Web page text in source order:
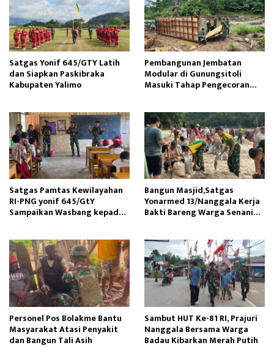
Satgas Yonif 645/GTY Latih
dan Siapkan Paskibraka
Kabupaten Yalimo
Pembangunan Jembatan
Modular di Gunungsitoli
Masuki Tahap Pengecoran
Satgas Pamtas Kewilayahan
RI-PNG yonif 645/GtY
Sampaikan Wasbang kepada
Bangun Masjid,Satgas
Yonarmed 13/Nanggala Kerja
Bakti Bareng Warga Senaning
Personel Pos Bolakme Bantu
Masyarakat Atasi Penyakit
dan Bangun Tali Asih
Sambut HUT Ke-81 RI, Prajuri
Nanggala Bersama Warga
Badau Kibarkan Merah Putih